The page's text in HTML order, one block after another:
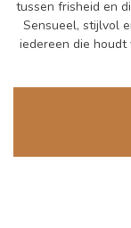
tussen frisheid en
Sensueel, stijlvol
iedereen die houdt